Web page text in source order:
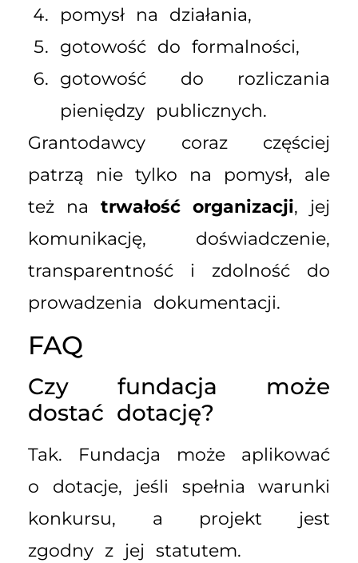
pomysł na działania,
gotowość do formalności,
gotowość do rozliczania
pieniędzy publicznych.
Grantodawcy coraz częściej
patrzą nie tylko na pomysł, ale
też na trwałość organizacji, jej
komunikację, doświadczenie,
transparentność i zdolność do
prowadzenia dokumentacji.
FAQ
Czy fundacja może
dostać dotację?
Tak. Fundacja może aplikować
o dotacje, jeśli spełnia warunki
konkursu, a projekt jest
zgodny z jej statutem.